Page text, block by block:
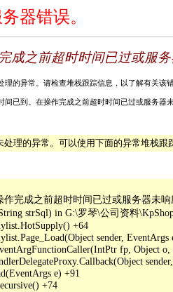
器错误。
成之前超时时间已过或服
理的异常。请检查堆栈跟踪信息，以了解有关该
间已到。在操作完成之前超时时间已过或服务器
理的异常。可以使用下面的异常堆栈跟
作完成之前超时时间已过或服务器未
strSql) in G:\罗琴\公司资料
+64
sender, EventArgs
fp, Object
e) +91
+74